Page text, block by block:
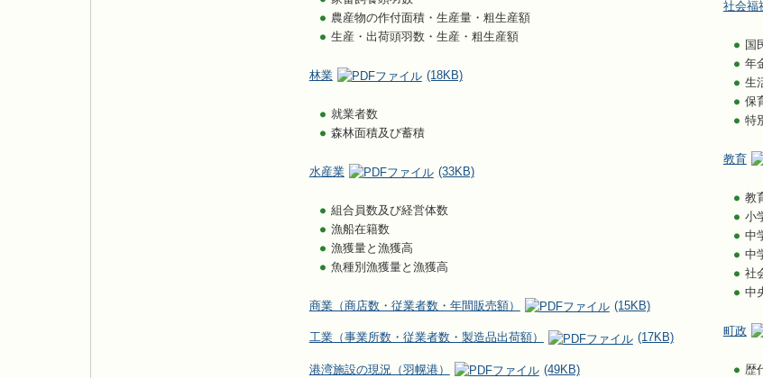
農産物の作付面積・生産量・粗生産額
生産・出荷頭羽数・生産・粗生産額
林業 (18KB)
就業者数
森林面積及び蓄積
水産業 (33KB)
組合員数及び経営体数
漁船在籍数
漁獲量と漁獲高
魚種別漁獲量と漁獲高
商業（商店数・従業者数・年間販売額） (15KB)
工業（事業所数・従業者数・製造品出荷額） (17KB)
港湾施設の現況（羽幌港） (49KB)
社会福
国
年
生
保
特
教育
教
小
中
中
社
中
町政
歴